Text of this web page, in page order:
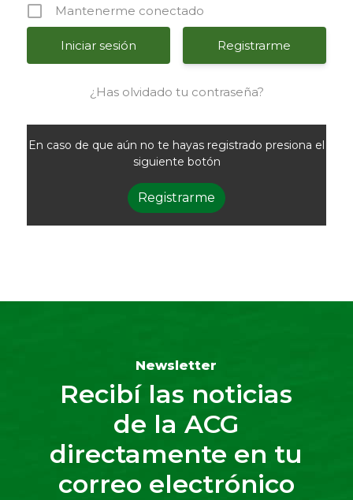
Mantenerme conectado
Registrarme
¿Has olvidado tu contraseña?
En caso de que aún no te hayas registrado presiona el
siguiente botón
Registrarme
Newsletter
Recibí las noticias
de la ACG
directamente en tu
correo electrónico